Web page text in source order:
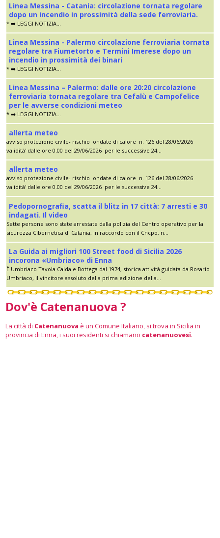
Linea Messina - Catania: circolazione tornata regolare
dopo un incendio in prossimità della sede ferroviaria.
* ➡️ LEGGI NOTIZIA...
Linea Messina - Palermo circolazione ferroviaria tornata
regolare tra Fiumetorto e Termini Imerese dopo un
incendio in prossimità dei binari
* ➡️ LEGGI NOTIZIA...
Linea Messina – Palermo: dalle ore 20:20 circolazione
ferroviaria tornata regolare tra Cefalù e Campofelice
per le avverse condizioni meteo
* ➡️ LEGGI NOTIZIA...
allerta meteo
avviso protezione civile- rischio ondate di calore n. 126 del 28/06/2026
validità' dalle ore 0.00 del 29/06/2026 per le successive 24...
allerta meteo
avviso protezione civile- rischio ondate di calore n. 126 del 28/06/2026
validità' dalle ore 0.00 del 29/06/2026 per le successive 24...
Pedopornografia, scatta il blitz in 17 città: 7 arresti e 30
indagati. Il video
Sette persone sono state arrestate dalla polizia del Centro operativo per la
sicurezza Cibernetica di Catania, in raccordo con il Cncpo, n...
La Guida ai migliori 100 Street food di Sicilia 2026
incorona «Umbriaco» di Enna
È Umbriaco Tavola Calda e Bottega dal 1974, storica attività guidata da Rosario
Umbriaco, il vincitore assoluto della prima edizione della...
Dov'è Catenanuova ?
La città di Catenanuova è un Comune Italiano, si trova in Sicilia in
provincia di Enna, i suoi residenti si chiamano catenanuovesi.